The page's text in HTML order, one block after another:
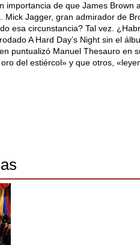
importancia de que James
Mick Jagger, gran admirador de
esa circunstancia? Tal vez.
A Hard Day’s Night sin el
puntualizó Manuel Thesauro en
del estiércol» y que otros,